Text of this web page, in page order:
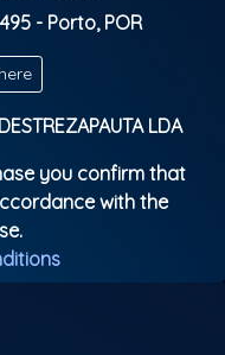
- Porto, POR
LDA
you confirm that
with the